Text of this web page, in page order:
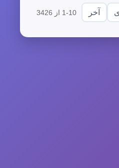
آخر 1-10 از 3426